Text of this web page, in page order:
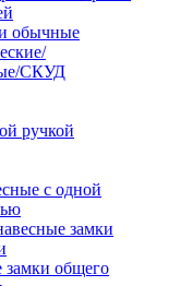
обычные
СКУД
ручкой
с одной
замки
общего